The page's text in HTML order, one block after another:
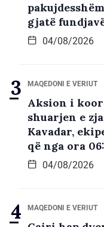
gjatë
04/08/2026
MAQEDONI E VERIUT
Aksion i
shuarjen e
Kavadar,
që nga ora
04/08/2026
MAQEDONI E VERIUT